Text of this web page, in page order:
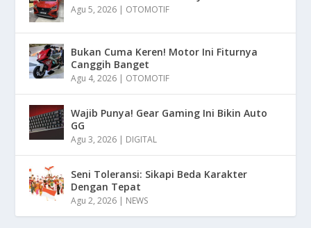
Agu 5, 2026 | OTOMOTIF
Bukan Cuma Keren! Motor Ini Fiturnya
Canggih Banget
Agu 4, 2026 | OTOMOTIF
Wajib Punya! Gear Gaming Ini Bikin Auto
GG
Agu 3, 2026 | DIGITAL
Seni Toleransi: Sikapi Beda Karakter
Dengan Tepat
Agu 2, 2026 | NEWS